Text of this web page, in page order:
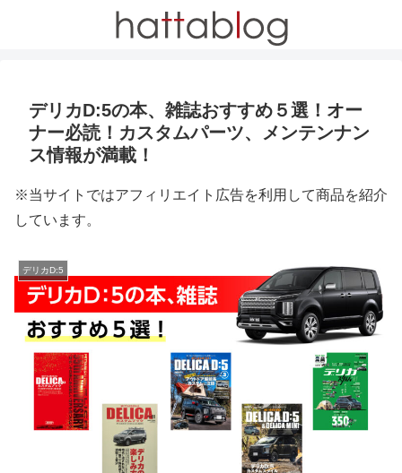
デリカD:5の本、雑誌おすすめ５選！オー
ナー必読！カスタムパーツ、メンテンナン
ス情報が満載！
※当サイトではアフィリエイト広告を利用して商品を紹介
しています。
デリカD:5